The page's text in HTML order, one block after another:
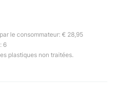
le consommateur: € 28,95
6
plastiques non traitées.